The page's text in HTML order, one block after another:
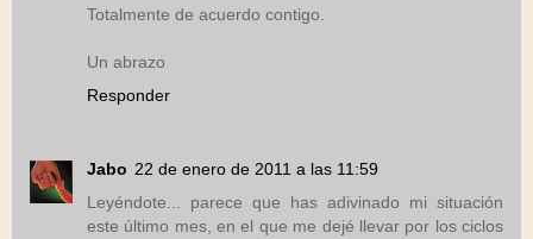
Totalmente de acuerdo contigo.
Un abrazo
Responder
Jabo 22 de enero de 2011 a las 11:59
Leyéndote... parece que has adivinado mi situación
este último mes, en el que me dejé llevar por los ciclos